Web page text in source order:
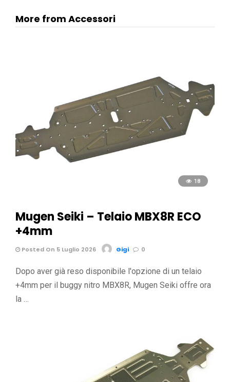
More from Accessori
18
Mugen Seiki – Telaio MBX8R ECO
+4mm
Posted On 5 Luglio 2026 Gigi 0
Dopo aver già reso disponibile l'opzione di un telaio
+4mm per il buggy nitro MBX8R, Mugen Seiki offre ora
la …